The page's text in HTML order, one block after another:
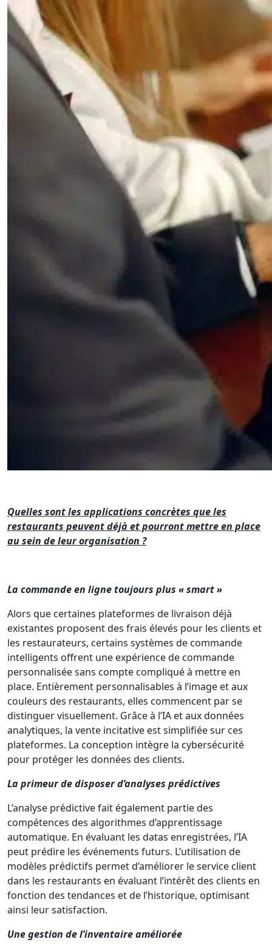
Quelles sont les applications concrètes que les
restaurants peuvent déjà et pourront mettre en place
au sein de leur organisation ?
La commande en ligne toujours plus « smart »
Alors que certaines plateformes de livraison déjà
existantes proposent des frais élevés pour les clients et
les restaurateurs, certains systèmes de commande
intelligents offrent une expérience de commande
personnalisée sans compte compliqué à mettre en
place. Entièrement personnalisables à l’image et aux
couleurs des restaurants, elles commencent par se
distinguer visuellement. Grâce à l’IA et aux données
analytiques, la vente incitative est simplifiée sur ces
plateformes. La conception intègre la cybersécurité
pour protéger les données des clients.
La primeur de disposer d’analyses prédictives
L’analyse prédictive fait également partie des
compétences des algorithmes d’apprentissage
automatique. En évaluant les datas enregistrées, l’IA
peut prédire les événements futurs. L’utilisation de
modèles prédictifs permet d’améliorer le service client
dans les restaurants en évaluant l’intérêt des clients en
fonction des tendances et de l’historique, optimisant
ainsi leur satisfaction.
Une gestion de l’inventaire améliorée